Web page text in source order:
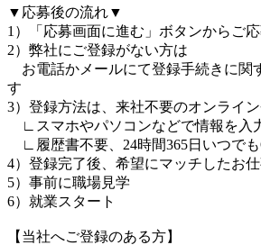
▼応募後の流れ▼
1）「応募画面に進む」ボタンからご
2）弊社にご登録がない方は
お電話かメールにて登録手続きに関
す
3）登録方法は、来社不要のオンライ
∟スマホやパソコンなどで情報を入
∟履歴書不要、24時間365日いつでも
4）登録完了後、希望にマッチしたお
5）事前に職場見学
6）就業スタート
【当社へご登録のある方】